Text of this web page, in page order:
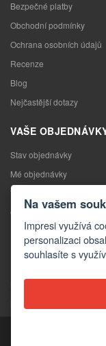
Bezpečné platby
Obchodní podmínky
Ochrana osobních údajů
Recenze
Blog
Nejčastější dotazy
VAŠE
Stav objednávky
Mé objednávky
Výměna zboží
Odstoupení od kupní
Reklamace
KONTAKTY
Kontakty
Na vašem
Impresi využívá
personalizaci
souhlasíte s